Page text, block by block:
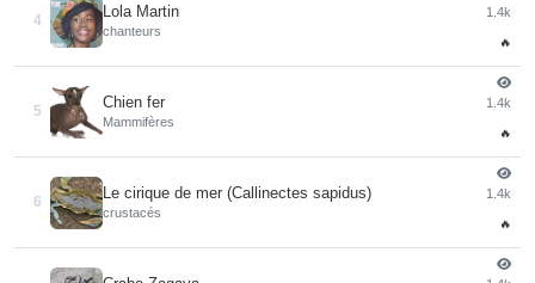
4
Lola Martin
chanteurs
1.4k
🔥
5
Chien fer
Mammifères
1.4k
🔥
6
Le cirique de mer (Callinectes sapidus)
crustacés
1.4k
🔥